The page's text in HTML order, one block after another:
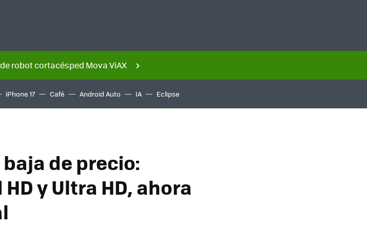
robot cortacésped Mova ViAX
iPhone 17 Café Android Auto IA Eclipse
de precio:
y Ultra HD, ahora